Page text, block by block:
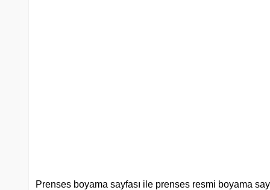
Prenses boyama sayfası ile prenses resmi boyama